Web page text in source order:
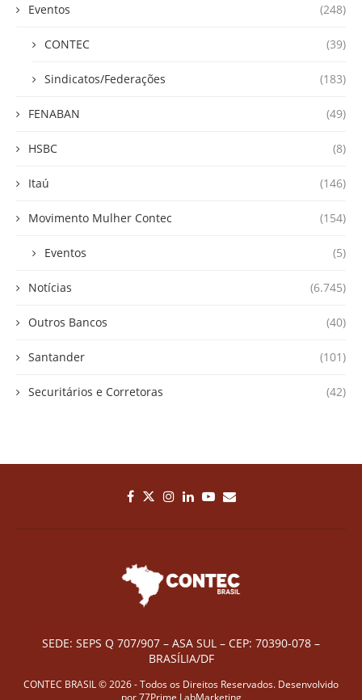
Eventos (248)
CONTEC (39)
Sindicatos/Federações (183)
FENABAN (49)
HSBC (8)
Itaú (146)
Movimento Mulher Contec (154)
Eventos (5)
Notícias (6.745)
Outros Bancos (40)
Santander (101)
Securitários e Corretoras (42)
SEDE: SEPS Q 707/907 – ASA SUL – CEP: 70390-078 –
BRASÍLIA/DF
CONTEC BRASIL © 2026 - Todos os Direitos Reservados. Desenvolvido
por77Prime LabMarketing